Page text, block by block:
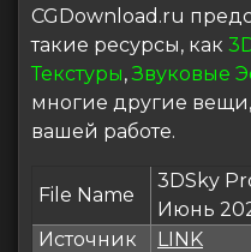
CGDownload.ru
такие ресурсы, как
Текстуры,Звуковые
многие другие
вашей работе.
File Name
3DSky
Июнь
Источник
LINK